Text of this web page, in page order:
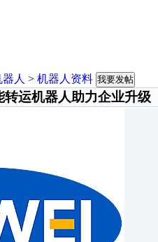
人 > 机器人资料 我要发帖
运机器人助力企业升级